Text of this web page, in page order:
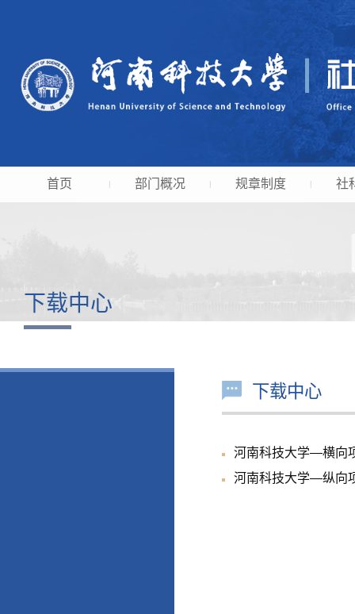
首页 | 部门概况 | 规章制度 | 社
下载中心
下载中心
河南科技大学—横向
河南科技大学—纵向